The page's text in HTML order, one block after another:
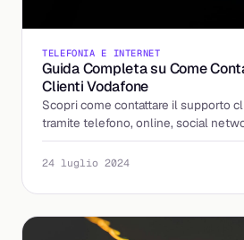
TELEFONIA E INTERNET
Guida Completa su Come
Clienti Vodafone
Scopri come contattare il supporto
tramite telefono, online, social
completa per clienti privati e
24 luglio 2024